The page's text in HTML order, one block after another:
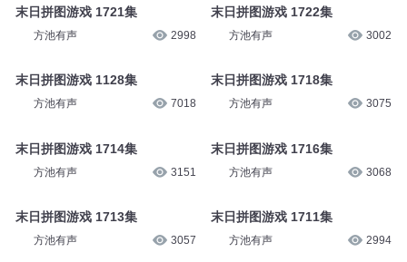
末日拼图游戏 1721集
方池有声 2998
末日拼图游戏 1128集
方池有声 7018
末日拼图游戏 1714集
方池有声 3151
末日拼图游戏 1713集
方池有声 3057
末日拼图游戏 1722集
方池有声 3002
末日拼图游戏 1718集
方池有声 3075
末日拼图游戏 1716集
方池有声 3068
末日拼图游戏 1711集
方池有声 2994